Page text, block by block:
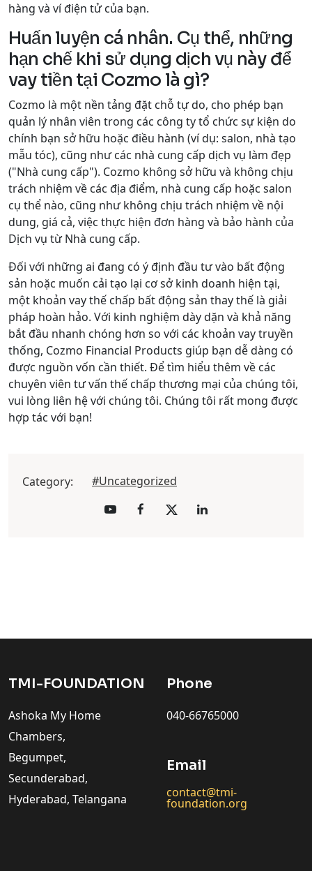
hàng và ví điện tử của bạn.
Huấn luyện cá nhân. Cụ thể, những
hạn chế khi sử dụng dịch vụ này để
vay tiền tại Cozmo là gì?
Cozmo là một nền tảng đặt chỗ tự do, cho phép bạn
quản lý nhân viên trong các công ty tổ chức sự kiện do
chính bạn sở hữu hoặc điều hành (ví dụ: salon, nhà tạo
mẫu tóc), cũng như các nhà cung cấp dịch vụ làm đẹp
("Nhà cung cấp"). Cozmo không sở hữu và không chịu
trách nhiệm về các địa điểm, nhà cung cấp hoặc salon
cụ thể nào, cũng như không chịu trách nhiệm về nội
dung, giá cả, việc thực hiện đơn hàng và bảo hành của
Dịch vụ từ Nhà cung cấp.
Đối với những ai đang có ý định đầu tư vào bất động
sản hoặc muốn cải tạo lại cơ sở kinh doanh hiện tại,
một khoản vay thế chấp bất động sản thay thế là giải
pháp hoàn hảo. Với kinh nghiệm dày dặn và khả năng
bắt đầu nhanh chóng hơn so với các khoản vay truyền
thống, Cozmo Financial Products giúp bạn dễ dàng có
được nguồn vốn cần thiết. Để tìm hiểu thêm về các
chuyên viên tư vấn thế chấp thương mại của chúng tôi,
vui lòng liên hệ với chúng tôi. Chúng tôi rất mong được
hợp tác với bạn!
Category: #Uncategorized
TMI-FOUNDATION
Ashoka My Home
Chambers,
Begumpet,
Secunderabad,
Hyderabad, Telangana
Phone
040-66765000
Email
contact@tmi-
foundation.org